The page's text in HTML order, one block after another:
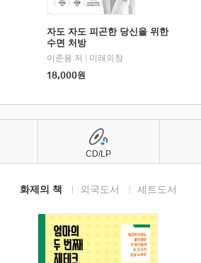
자도 자도 피곤한 당신을 위한
수면 처방
이준용 저
미래의창
18,000원
화제의 책 외국도서 세트도서
CD/LP